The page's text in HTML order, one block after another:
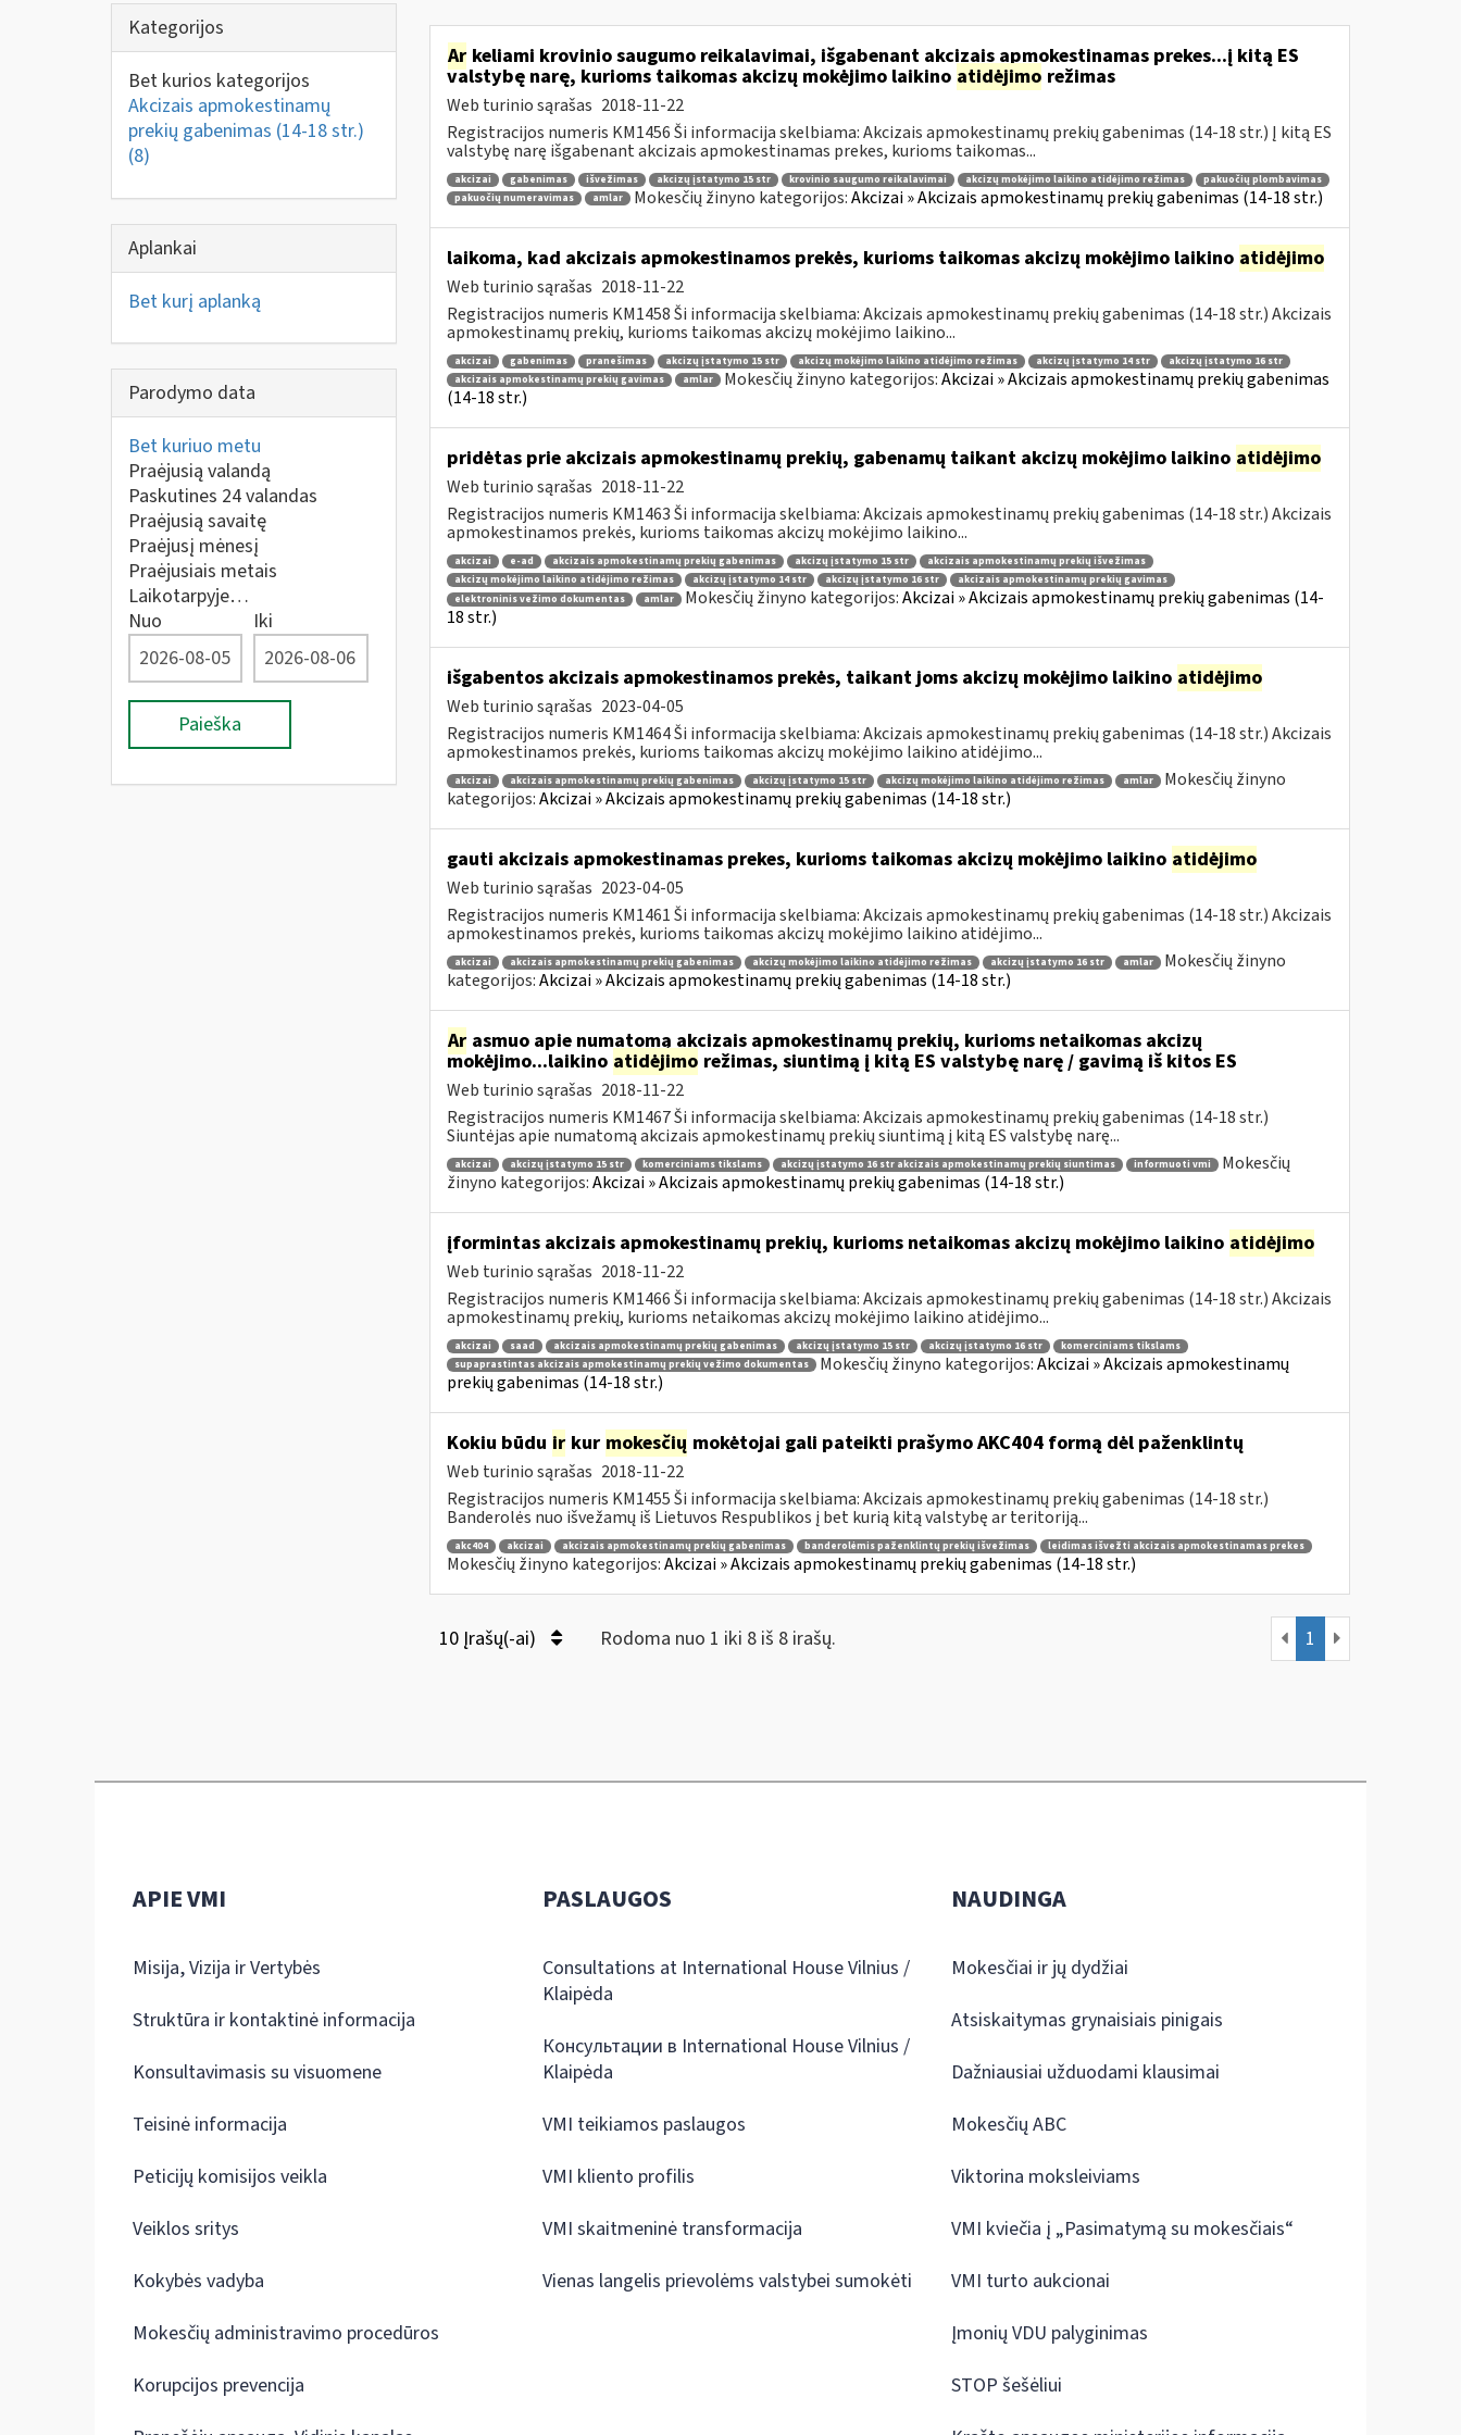
Kategorijos
Bet kurios kategorijos
Akcizais apmokestinamų
prekių gabenimas (14-18 str.)
(8)
Aplankai
Bet kurį aplanką
Parodymo data
Bet kuriuo metu
Praėjusią valandą
Paskutines 24 valandas
Praėjusią savaitę
Praėjusį mėnesį
Praėjusiais metais
Laikotarpyje…
Nuo
Iki
Paieška
Arkeliami krovinio saugumo reikalavimai, išgabenant akcizais apmokestinamas prekes...į kitą ES
valstybę narę, kurioms taikomas akcizų mokėjimo laikino atidėjimo režimas
Web turinio sąrašas 2018-11-22
Registracijos numeris KM1456 Ši informacija skelbiama: Akcizais apmokestinamų prekių gabenimas (14-18 str.) Į kitą ES
valstybę narę išgabenant akcizais apmokestinamas prekes, kurioms taikomas...
akcizai gabenimas išvežimas akcizų įstatymo 15 str krovinio saugumo reikalavimai akcizų mokėjimo laikino atidėjimo režimas
pakuočių plombavimas
pakuočių numeravimas
amlar Mokesčių žinyno kategorijos:Akcizai » Akcizais apmokestinamų prekių gabenimas (14-18 str.)
laikoma, kad akcizais apmokestinamos prekės, kurioms taikomas akcizų mokėjimo laikino atidėjimo
Web turinio sąrašas 2018-11-22
Registracijos numeris KM1458 Ši informacija skelbiama: Akcizais apmokestinamų prekių gabenimas (14-18 str.) Akcizais
apmokestinamų prekių, kurioms taikomas akcizų mokėjimo laikino...
akcizai gabenimas pranešimas akcizų įstatymo 15 str akcizų mokėjimo laikino atidėjimo režimas akcizų įstatymo 14 str
akcizų įstatymo 16 str
akcizais apmokestinamų prekių gavimas
amlar Mokesčių žinyno kategorijos:Akcizai » Akcizais apmokestinamų prekių gabenimas
(14-18 str.)
pridėtas prie akcizais apmokestinamų prekių, gabenamų taikant akcizų mokėjimo laikino atidėjimo
Web turinio sąrašas 2018-11-22
Registracijos numeris KM1463 Ši informacija skelbiama: Akcizais apmokestinamų prekių gabenimas (14-18 str.) Akcizais
apmokestinamos prekės, kurioms taikomas akcizų mokėjimo laikino...
akcizai e-ad akcizais apmokestinamų prekių gabenimas akcizų įstatymo 15 str
akcizais apmokestinamų prekių išvežimas
akcizų mokėjimo laikino atidėjimo režimas
akcizų įstatymo 14 str akcizų įstatymo 16 str
akcizais apmokestinamų prekių gavimas
elektroninis vežimo dokumentas
amlar Mokesčių žinyno kategorijos:Akcizai » Akcizais apmokestinamų prekių gabenimas (14-
18 str.)
išgabentos akcizais apmokestinamos prekės, taikant joms akcizų mokėjimo laikino atidėjimo
Web turinio sąrašas 2023-04-05
Registracijos numeris KM1464 Ši informacija skelbiama: Akcizais apmokestinamų prekių gabenimas (14-18 str.) Akcizais
apmokestinamos prekės, kurioms taikomas akcizų mokėjimo laikino atidėjimo...
akcizai akcizais apmokestinamų prekių gabenimas akcizų įstatymo 15 str akcizų mokėjimo laikino atidėjimo režimas amlar
Mokesčių žinyno
kategorijos:Akcizai » Akcizais apmokestinamų prekių gabenimas (14-18 str.)
gauti akcizais apmokestinamas prekes, kurioms taikomas akcizų mokėjimo laikino atidėjimo
Web turinio sąrašas 2023-04-05
Registracijos numeris KM1461 Ši informacija skelbiama: Akcizais apmokestinamų prekių gabenimas (14-18 str.) Akcizais
apmokestinamos prekės, kurioms taikomas akcizų mokėjimo laikino atidėjimo...
akcizai akcizais apmokestinamų prekių gabenimas akcizų mokėjimo laikino atidėjimo režimas akcizų įstatymo 16 str amlar
Mokesčių žinyno
kategorijos:Akcizai » Akcizais apmokestinamų prekių gabenimas (14-18 str.)
Arasmuo apie numatomą akcizais apmokestinamų prekių, kurioms netaikomas akcizų
mokėjimo...laikino atidėjimo režimas, siuntimą į kitą ES valstybę narę / gavimą iš kitos ES
Web turinio sąrašas 2018-11-22
Registracijos numeris KM1467 Ši informacija skelbiama: Akcizais apmokestinamų prekių gabenimas (14-18 str.)
Siuntėjas apie numatomą akcizais apmokestinamų prekių siuntimą į kitą ES valstybę narę...
akcizai akcizų įstatymo 15 str komerciniams tikslams akcizų įstatymo 16 str akcizais apmokestinamų prekių siuntimas informuoti vmi
Mokesčių
žinyno kategorijos:Akcizai » Akcizais apmokestinamų prekių gabenimas (14-18 str.)
įformintas akcizais apmokestinamų prekių, kurioms netaikomas akcizų mokėjimo laikino atidėjimo
Web turinio sąrašas 2018-11-22
Registracijos numeris KM1466 Ši informacija skelbiama: Akcizais apmokestinamų prekių gabenimas (14-18 str.) Akcizais
apmokestinamų prekių, kurioms netaikomas akcizų mokėjimo laikino atidėjimo...
akcizai saad akcizais apmokestinamų prekių gabenimas akcizų įstatymo 15 str akcizų įstatymo 16 str
komerciniams tikslams
supaprastintas akcizais apmokestinamų prekių vežimo dokumentas
Mokesčių žinyno kategorijos:Akcizai » Akcizais apmokestinamų
prekių gabenimas (14-18 str.)
Kokiu būdu irkur mokesčių mokėtojai gali pateikti prašymo AKC404 formą dėl paženklintų
Web turinio sąrašas 2018-11-22
Registracijos numeris KM1455 Ši informacija skelbiama: Akcizais apmokestinamų prekių gabenimas (14-18 str.)
Banderolės nuo išvežamų iš Lietuvos Respublikos į bet kurią kitą valstybę ar teritoriją...
akc404 akcizai akcizais apmokestinamų prekių gabenimas banderolėmis paženklintų prekių išvežimas leidimas išvežti akcizais apmokestinamas prekes
Mokesčių žinyno kategorijos:Akcizai » Akcizais apmokestinamų prekių gabenimas (14-18 str.)
10 Įrašų(-ai) Rodoma nuo 1 iki 8 iš 8 irašų. 1
APIE VMI
Misija, Vizija ir Vertybės
Struktūra ir kontaktinė informacija
Konsultavimasis su visuomene
Teisinė informacija
Peticijų komisijos veikla
Veiklos sritys
Kokybės vadyba
Mokesčių administravimo procedūros
Korupcijos prevencija
PASLAUGOS
Consultations at International House Vilnius /
Klaipėda
Консультации в International House Vilnius /
Klaipėda
VMI teikiamos paslaugos
VMI kliento profilis
VMI skaitmeninė transformacija
Vienas langelis prievolėms valstybei sumokėti
NAUDINGA
Mokesčiai ir jų dydžiai
Atsiskaitymas grynaisiais pinigais
Dažniausiai užduodami klausimai
Mokesčių ABC
Viktorina moksleiviams
VMI kviečia į „Pasimatymą su mokesčiais“
VMI turto aukcionai
Įmonių VDU palyginimas
STOP šešėliui